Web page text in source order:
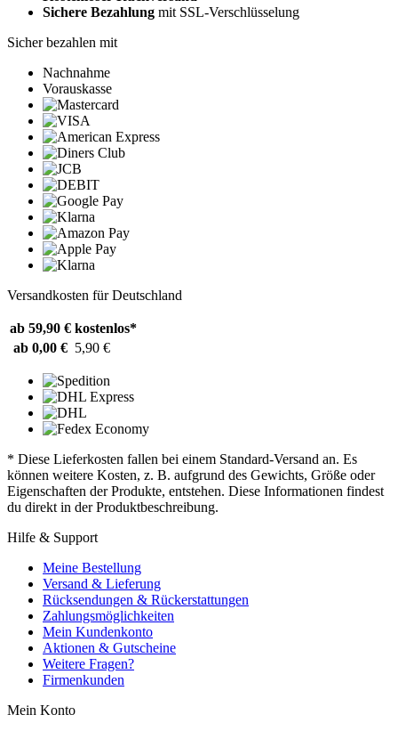
Sichere Bezahlung mit SSL-Verschlüsselung
Sicher bezahlen mit
Nachnahme
Vorauskasse
Versandkosten für Deutschland
ab 59,90 € kostenlos*
ab 0,00 € 5,90 €
* Diese Lieferkosten fallen bei einem Standard-Versand an. Es
können weitere Kosten, z. B. aufgrund des Gewichts, Größe oder
Eigenschaften der Produkte, entstehen. Diese Informationen findest
du direkt in der Produktbeschreibung.
Hilfe & Support
Meine Bestellung
Versand & Lieferung
Rücksendungen & Rückerstattungen
Zahlungsmöglichkeiten
Mein Kundenkonto
Aktionen & Gutscheine
Weitere Fragen?
Firmenkunden
Mein Konto